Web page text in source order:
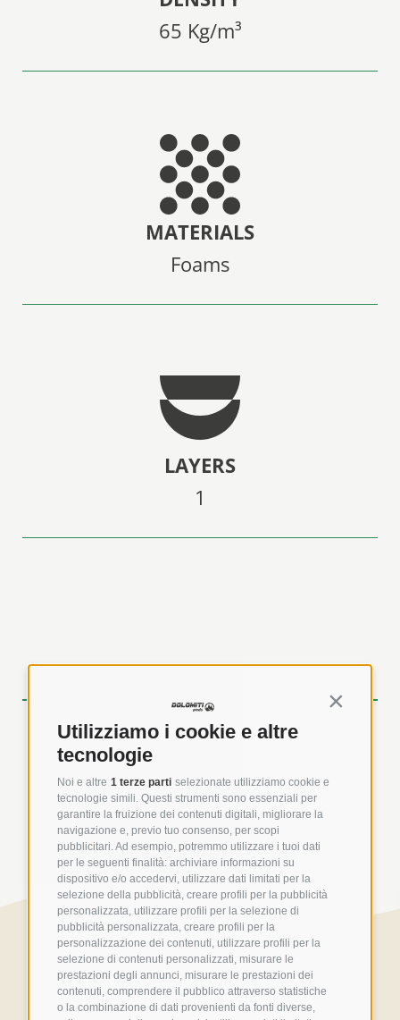
Continua
Utilizziamo i cookie e altre
tecnologie
Noi e altre 1 terze parti selezionate utilizziamo cookie e
tecnologie simili. Questi strumenti sono essenziali per
garantire la fruizione dei contenuti digitali, migliorare la
navigazione e, previo tuo consenso, per scopi
pubblicitari. Ad esempio, potremmo utilizzare i tuoi dati
per le seguenti finalità: archiviare informazioni su
dispositivo e/o accedervi, utilizzare dati limitati per la
selezione della pubblicità, creare profili per la pubblicità
personalizzata, utilizzare profili per la selezione di
pubblicità personalizzata, creare profili per la
personalizzazione dei contenuti, utilizzare profili per la
selezione di contenuti personalizzati, misurare le
prestazioni degli annunci, misurare le prestazioni dei
contenuti, comprendere il pubblico attraverso statistiche
o la combinazione di dati provenienti da fonti diverse,
65 Kg/m³
MATERIALS
Foams
LAYERS
1
A